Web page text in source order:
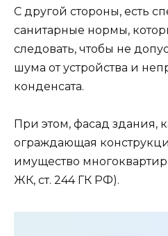
С другой стороны, есть
санитарные нормы,
следовать, чтобы не
шума от устройства и
конденсата.
При этом, фасад здания,
ограждающая
имущество
ЖК, ст. 244 ГК РФ).